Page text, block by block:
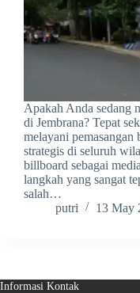
Apakah Anda sedang
di Jembrana? Tepat
melayani
strategis di seluruh
billboard sebagai
langkah yang sangat
salah…
putri
13 May
Informasi Kontak